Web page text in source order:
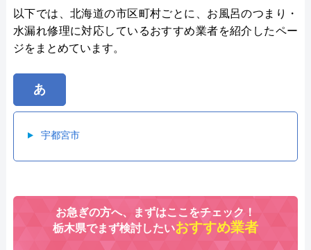
以下では、北海道の市区町村ごとに、お風呂のつまり・
水漏れ修理に対応しているおすすめ業者を紹介したペー
ジをまとめています。
あ
宇都宮市
お急ぎの方へ、まずはここをチェック！
栃木県でまず検討したいおすすめ業者